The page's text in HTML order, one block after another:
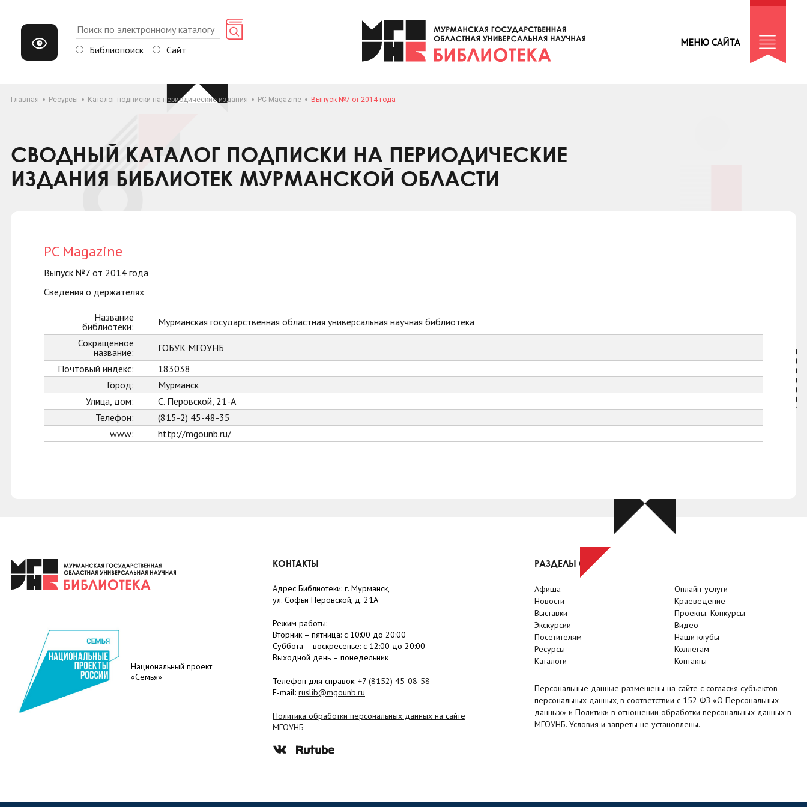
Библиопоиск Сайт
МЕНЮ САЙТА
Главная Ресурсы Каталог подписки на периодические издания PC Magazine Выпуск №7 от 2014 года
СВОДНЫЙ КАТАЛОГ ПОДПИСКИ НА ПЕРИОДИЧЕСКИЕ
ИЗДАНИЯ БИБЛИОТЕК МУРМАНСКОЙ ОБЛАСТИ
PC Magazine
Выпуск №7 от 2014 года
Сведения о держателях
Название
библиотеки:
Мурманская государственная областная универсальная научная библиотека
Сокращенное
название:
ГОБУК МГОУНБ
Почтовый индекс:
183038
Город:
Мурманск
Улица, дом:
С. Перовской, 21-А
Телефон:
(815-2) 45-48-35
www:
http://mgounb.ru/
Национальный проект
«Семья»
КОНТАКТЫ
Адрес Библиотеки: г. Мурманск,
ул. Софьи Перовской, д. 21А
Режим работы:
Вторник – пятница: с 10:00 до 20:00
Суббота – воскресенье: c 12:00 до 20:00
Выходной день – понедельник
Телефон для справок: +7 (8152) 45-08-58
E-mail: ruslib@mgounb.ru
Политика обработки персональных данных на сайте
МГОУНБ
РАЗДЕЛЫ САЙТА
Афиша
Новости
Выставки
Экскурсии
Посетителям
Ресурсы
Каталоги
Онлайн-услуги
Краеведение
Проекты. Конкурсы
Видео
Наши клубы
Коллегам
Контакты
Персональные данные размещены на сайте с согласия субъектов
персональных данных, в соответствии с 152 ФЗ «О Персональных
данных» и Политики в отношении обработки персональных данных в
МГОУНБ. Условия и запреты не установлены.